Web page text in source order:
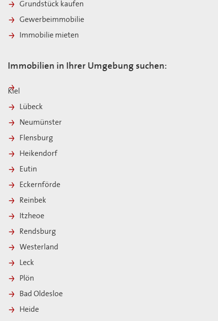
Grundstück kaufen
Gewerbeimmobilie
Immobilie mieten
Immobilien in Ihrer Umgebung suchen:
Kiel
Lübeck
Neumünster
Flensburg
Heikendorf
Eutin
Eckernförde
Reinbek
Itzheoe
Rendsburg
Westerland
Leck
Plön
Bad Oldesloe
Heide